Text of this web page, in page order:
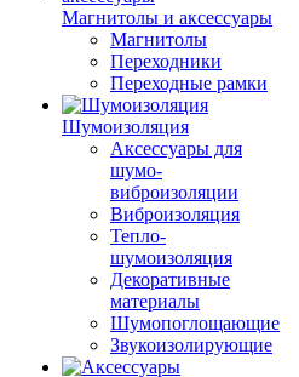
Магнитолы и аксессуары
Магнитолы
Переходники
Переходные рамки
Шумоизоляция
Аксессуары для
шумо-
виброизоляции
Виброизоляция
Тепло-
шумоизоляция
Декоративные
материалы
Шумопоглощающие
Звукоизолирующие